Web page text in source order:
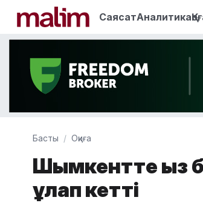
СаясатАналитика
Басты Оқиға
Шымкентте қыз
құлап кетті